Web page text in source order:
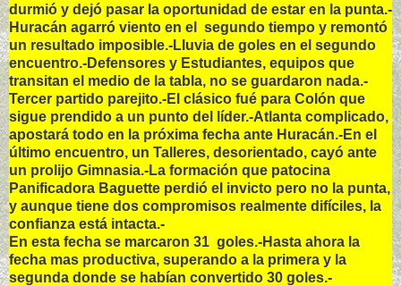
durmió y dejó pasar la oportunidad de estar en la punta.-
Huracán agarró viento en el segundo tiempo y remontó
un resultado imposible.-Lluvia de goles en el segundo
encuentro.-Defensores y Estudiantes, equipos que
transitan el medio de la tabla, no se guardaron nada.-
Tercer partido parejito.-El clásico fué para Colón que
sigue prendido a un punto del líder.-Atlanta complicado,
apostará todo en la próxima fecha ante Huracán.-En el
último encuentro, un Talleres, desorientado, cayó ante
un prolijo Gimnasia.-La formación que patocina
Panificadora Baguette perdió el invicto pero no la punta,
y aunque tiene dos compromisos realmente difíciles, la
confianza está intacta.-
En esta fecha se marcaron 31 goles.-Hasta ahora la
fecha mas productiva, superando a la primera y la
segunda donde se habían convertido 30 goles.-